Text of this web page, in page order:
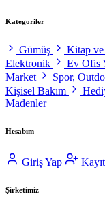
Kategoriler
Gümüş Kitap ve
Elektronik
Ev Ofis
Market
Spor,
Kişisel Bakım
Madenler
Hesabım
Giriş Yap
Şirketimiz